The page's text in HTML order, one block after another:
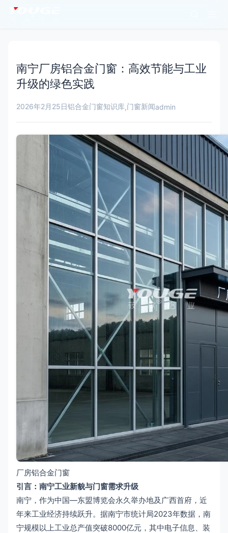
南宁厂房铝合金门窗：高效节能与工业
升级的绿色实践
2026年2月25日铝合金门窗知识库,门窗新闻admin
厂房铝合金门窗
引言：南宁工业新貌与门窗需求升级
南宁，作为中国—东盟博览会永久举办地及广西首府，近
年来工业经济持续跃升。据南宁市统计局2023年数据，南
宁规模以上工业总产值突破8000亿元，其中电子信息、装